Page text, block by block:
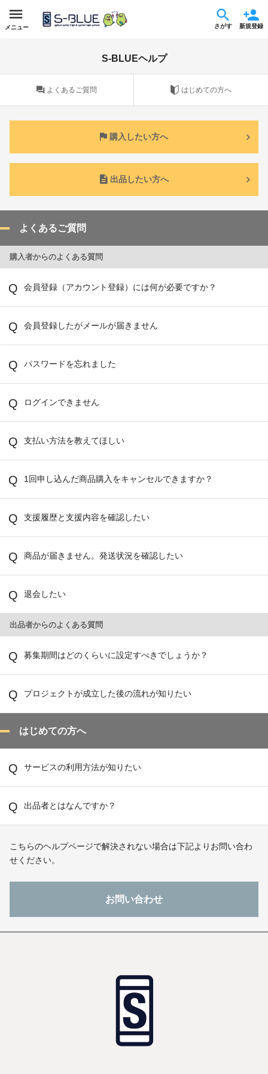
メニュー さがす 新規登録
S-BLUEヘルプ
よくあるご質問 はじめての方へ
購入したい方へ
出品したい方へ
よくあるご質問
購入者からのよくある質問
会員登録（アカウント登録）には何が必要ですか？
会員登録したがメールが届きません
パスワードを忘れました
ログインできません
支払い方法を教えてほしい
1回申し込んだ商品購入をキャンセルできますか？
支援履歴と支援内容を確認したい
商品が届きません。発送状況を確認したい
退会したい
出品者からのよくある質問
募集期間はどのくらいに設定すべきでしょうか？
プロジェクトが成立した後の流れが知りたい
はじめての方へ
サービスの利用方法が知りたい
出品者とはなんですか？
こちらのヘルプページで解決されない場合は下記よりお問い合わ
せください。
お問い合わせ